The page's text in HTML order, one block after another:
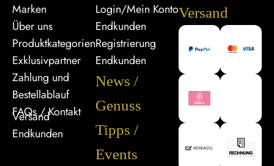
Marken
Über uns
Produktkategorien
Exklusivpartner
Zahlung und
Bestellablauf
FAQs / Kontakt
Versand
Endkunden
Login/Mein Konto
Endkunden
Registrierung
Endkunden
News /
Genuss
Tipps /
Events
Versand